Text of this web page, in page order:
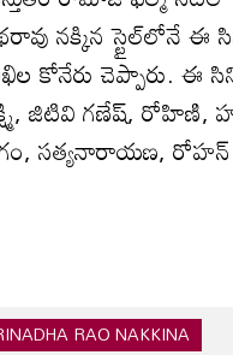
నక్కిన స్టైల్‌లోనే
కోనేరు చెప్పారు. ఈ
జిటివి గణేష్, రోహిణి,
సత్యనారాయణ,
RAO NAKKINA